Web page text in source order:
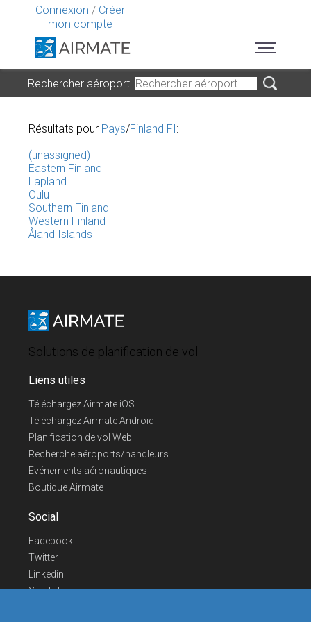
Connexion / Créer
mon compte
Rechercher aéroport
Résultats pour Pays/Finland FI:
(unassigned)
Eastern Finland
Lapland
Oulu
Southern Finland
Western Finland
Åland Islands
Solutions de planification de vol
Liens utiles
Téléchargez Airmate iOS
Téléchargez Airmate Android
Planification de vol Web
Recherche aéroports/handleurs
Evénements aéronautiques
Boutique Airmate
Social
Facebook
Twitter
Linkedin
YouTube